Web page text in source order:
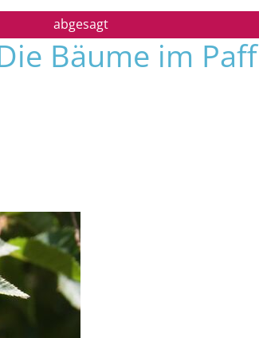
ERLEBEN ENTDECKEN
Bäume im